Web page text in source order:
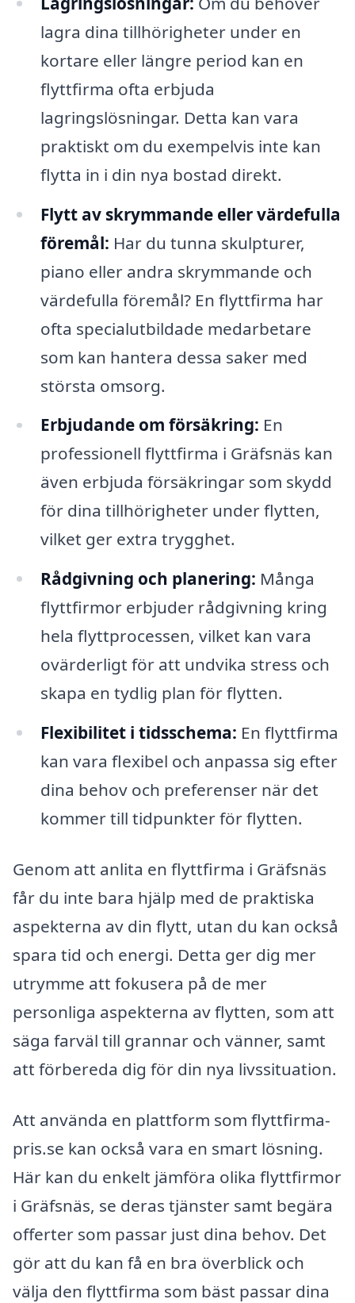
lagra dina tillhörigheter under en
kortare eller längre period kan en
flyttfirma ofta erbjuda
lagringslösningar. Detta kan vara
praktiskt om du exempelvis inte kan
flytta in i din nya bostad direkt.
Flytt av skrymmande eller värdefulla
föremål: Har du tunna skulpturer,
piano eller andra skrymmande och
värdefulla föremål? En flyttfirma har
ofta specialutbildade medarbetare
som kan hantera dessa saker med
största omsorg.
Erbjudande om försäkring: En
professionell flyttfirma i Gräfsnäs kan
även erbjuda försäkringar som skydd
för dina tillhörigheter under flytten,
vilket ger extra trygghet.
Rådgivning och planering: Många
flyttfirmor erbjuder rådgivning kring
hela flyttprocessen, vilket kan vara
ovärderligt för att undvika stress och
skapa en tydlig plan för flytten.
Flexibilitet i tidsschema: En flyttfirma
kan vara flexibel och anpassa sig efter
dina behov och preferenser när det
kommer till tidpunkter för flytten.
Genom att anlita en flyttfirma i Gräfsnäs
får du inte bara hjälp med de praktiska
aspekterna av din flytt, utan du kan också
spara tid och energi. Detta ger dig mer
utrymme att fokusera på de mer
personliga aspekterna av flytten, som att
säga farväl till grannar och vänner, samt
att förbereda dig för din nya livssituation.
Att använda en plattform som flyttfirma-
pris.se kan också vara en smart lösning.
Här kan du enkelt jämföra olika flyttfirmor
i Gräfsnäs, se deras tjänster samt begära
offerter som passar just dina behov. Det
gör att du kan få en bra överblick och
välja den flyttfirma som bäst passar dina